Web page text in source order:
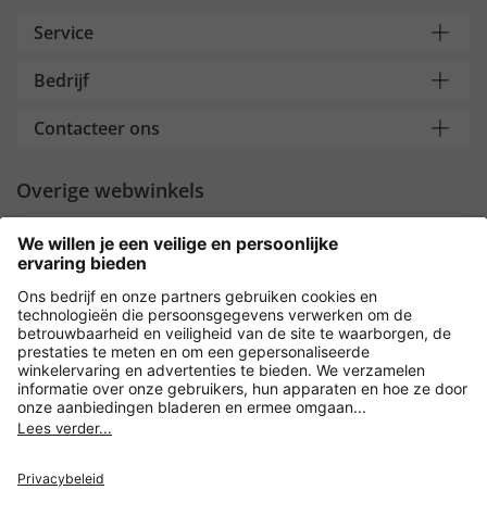
Service
Bedrijf
Contacteer ons
Overige webwinkels
Nederland
Payment and Delivery
Versleuteling met